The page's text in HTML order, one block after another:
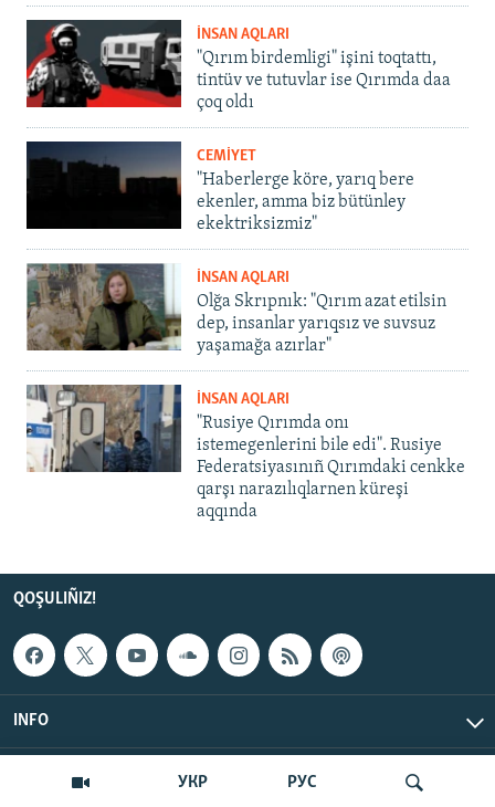
УКР РУС
İNSAN AQLARI
"Qırım birdemligi" işini toqtattı,
tintüv ve tutuvlar ise Qırımda daa
çoq oldı
CEMİYET
"Haberlerge köre, yarıq bere
ekenler, amma biz bütünley
ekektriksizmiz"
İNSAN AQLARI
Olğa Skrıpnık: "Qırım azat etilsin
dep, insanlar yarıqsız ve suvsuz
yaşamağa azırlar"
İNSAN AQLARI
"Rusiye Qırımda onı
istemegenlerini bile edi". Rusiye
Federatsiyasınıñ Qırımdaki cenkke
qarşı narazılıqlarnen küreşi
aqqında
QOŞULIÑIZ!
INFO
© Qırım.Aqiqat, 2026 | All Rights Reserved.